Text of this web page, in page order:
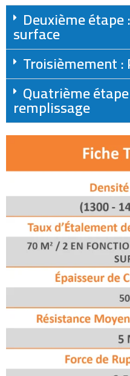
Deuxième
surface
Troisièmement
Quatrième
remplissage